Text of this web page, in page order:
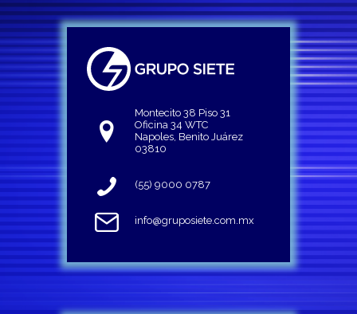
Montecito 38 Piso 31
Oficina 34 WTC
Napoles, Benito Juárez
03810
(55) 9000 0787
info@gruposiete.com.mx